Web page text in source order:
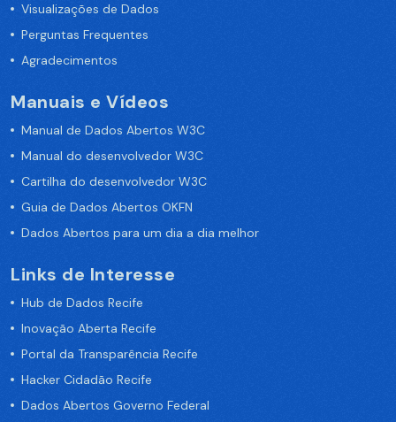
Visualizações de Dados
Perguntas Frequentes
Agradecimentos
Manuais e Vídeos
Manual de Dados Abertos W3C
Manual do desenvolvedor W3C
Cartilha do desenvolvedor W3C
Guia de Dados Abertos OKFN
Dados Abertos para um dia a dia melhor
Links de Interesse
Hub de Dados Recife
Inovação Aberta Recife
Portal da Transparência Recife
Hacker Cidadão Recife
Dados Abertos Governo Federal